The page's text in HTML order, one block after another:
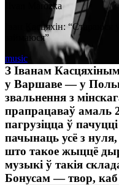
Ivan Marozka
Іван Касцяхін:
займаюся”
music
З Іванам
у Варшаве — у
звальнення з
прапрацаваў амаль
пагрузіцца ў
пачынаць усё з
што такое жыццё
музыкі ў такія
Бонусам — твор, каб